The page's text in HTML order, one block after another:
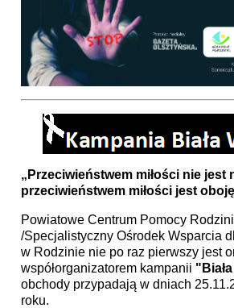
„Przeciwieństwem miłości nie jest
przeciwieństwem miłości jest
Powiatowe Centrum Pomocy
/Specjalistyczny Ośrodek Wsparcia
w Rodzinie nie po raz pierwszy jest
współorganizatorem kampanii
obchody przypadają w dniach
roku.